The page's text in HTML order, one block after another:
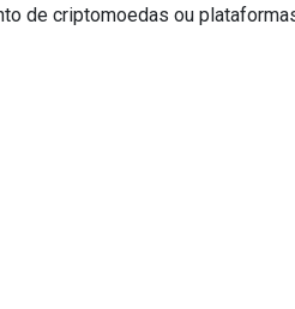
de criptomoedas ou